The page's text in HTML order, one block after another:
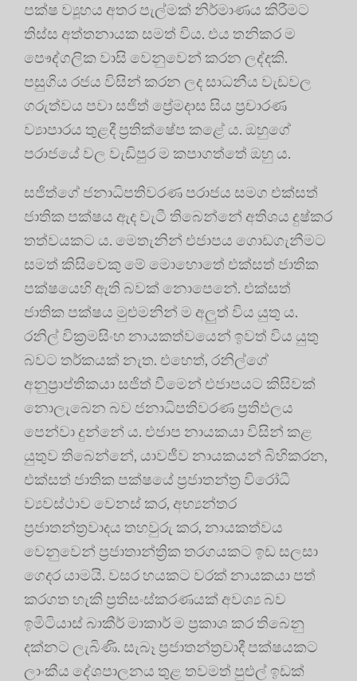
පක්ෂ ව්‍යූහය අතර පැල්මක් නිර්මාණය කිරීමට
තිස්ස අත්තනායක සමත් විය. එය තනිකර ම
පෞද්ගලික වාසි වෙනුවෙන් කරන ලද්දකි.
පසුගිය රජය විසින් කරන ලද සාධනීය වැඩවල
ගරුත්වය පවා සජිත් ප්‍රේමදාස සිය ප්‍රචාරණ
ව්‍යාපාරය තුළදී ප්‍රතික්ෂේප කළේ ය. ඔහුගේ
පරාජයේ වල වැඩිපුර ම කපාගත්තේ ඔහු ය.
සජිත්ගේ ජනාධිපතිවරණ පරාජය සමග එක්සත්
ජාතික පක්ෂය ඇද වැටී තිබෙන්නේ අතිශය දුෂ්කර
තත්වයකට ය. මෙතැනින් එජාපය ගොඩගැනීමට
සමත් කිසිවෙකු මේ මොහොතේ එක්සත් ජාතික
පක්ෂයෙහි ඇති බවක් නොපෙනේ. එක්සත්
ජාතික පක්ෂය මුළුමනින් ම අලුත් විය යුතු ය.
රනිල් වික්‍රමසිංහ නායකත්වයෙන් ඉවත් විය යුතු
බවට තර්කයක් නැත. එහෙත්, රනිල්ගේ
අනුප්‍රාප්තිකයා සජිත් වීමෙන් එජාපයට කිසිවක්
නොලැබෙන බව ජනාධිපතිවරණ ප්‍රතිඵලය
පෙන්වා දුන්නේ ය. එජාප නායකයා විසින් කළ
යුතුව තිබෙන්නේ, යාවජීව නායකයන් බිහිකරන,
එක්සත් ජාතික පක්ෂයේ ප්‍රජාතන්ත්‍ර විරෝධී
ව්‍යවස්ථාව වෙනස් කර, අභ්‍යන්තර
ප්‍රජාතන්ත්‍රවාදය තහවුරු කර, නායකත්වය
වෙනුවෙන් ප්‍රජාතාන්ත්‍රික තරගයකට ඉඩ සලසා
ගෙදර යාමයි. වසර හයකට වරක් නායකයා පත්
කරගත හැකි ප්‍රතිසංස්කරණයක් අවශ්‍ය බව
ඉමිටියාස් බාකීර් මාකාර් ම ප්‍රකාශ කර තිබෙනු
දක්නට ලැබිණි. සැබෑ ප්‍රජාතන්ත්‍රවාදී පක්ෂයකට
ලාංකීය දේශපාලනය තුළ තවමත් පුළුල් ඉඩක්